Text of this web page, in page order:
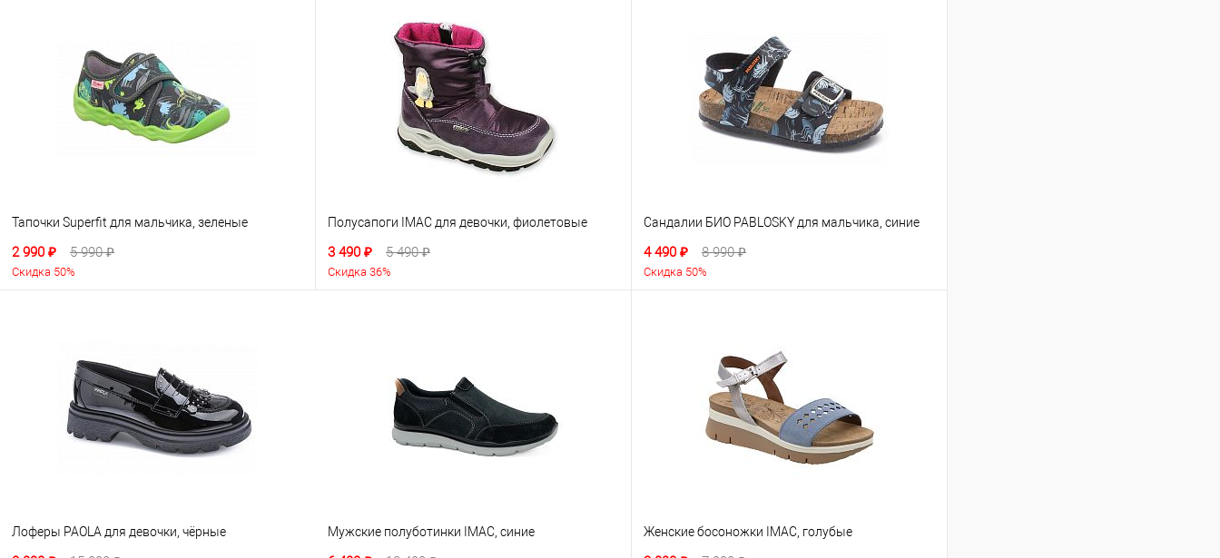
Тапочки Superfit для мальчика, зеленые
2 990 ₽ 5 990 ₽
Скидка 50%
Полусапоги IMAC для девочки, фиолетовые
3 490 ₽ 5 490 ₽
Скидка 36%
Сандалии БИО PABLOSKY для мальчика, синие
4 490 ₽ 8 990 ₽
Скидка 50%
Лоферы PAOLA для девочки, чёрные Мужские полуботинки IMAC, синие Женские босоножки IMAC, голубые